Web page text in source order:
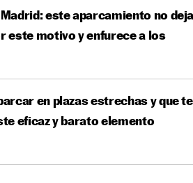
este aparcamiento no
motivo y enfurece a los
en plazas estrechas y que te
eficaz y barato elemento